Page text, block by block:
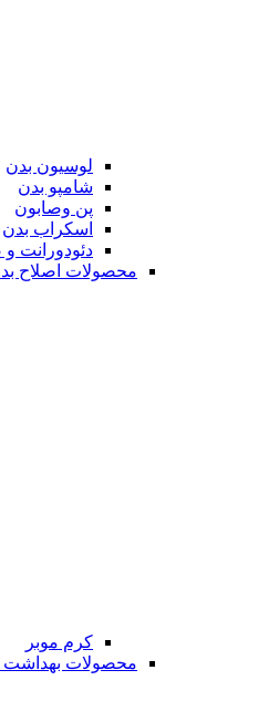
لوسیون بدن
شامپو بدن
پن وصابون
اسکراب بدن
دئودورانت
محصولات اصلاح
کرم موبر
محصولات بهداشت